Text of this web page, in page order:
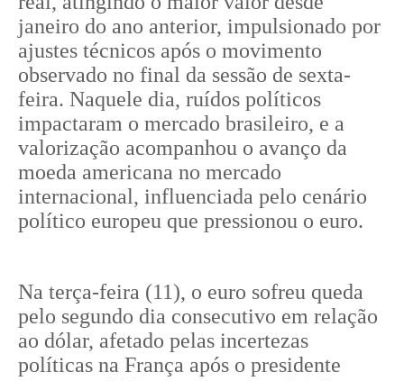
janeiro do ano anterior, impulsionado por
ajustes técnicos após o movimento
observado no final da sessão de sexta-
feira. Naquele dia, ruídos políticos
impactaram o mercado brasileiro, e a
valorização acompanhou o avanço da
moeda americana no mercado
internacional, influenciada pelo cenário
político europeu que pressionou o euro.
Na terça-feira (11), o euro sofreu queda
pelo segundo dia consecutivo em relação
ao dólar, afetado pelas incertezas
políticas na França após o presidente